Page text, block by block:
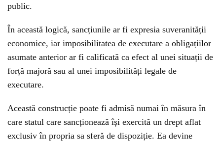
public.
În această logică, sancțiunile ar fi expresia suveranității
economice, iar imposibilitatea de executare a obligațiilor
asumate anterior ar fi calificată ca efect al unei situații de
forță majoră sau al unei imposibilități legale de
executare.
Această construcție poate fi admisă numai în măsura în
care statul care sancționează își exercită un drept aflat
exclusiv în propria sa sferă de dispoziție. Ea devine